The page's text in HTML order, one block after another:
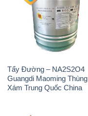
Tẩy Đường – NA2S2O4
Guangdi Maoming Thùng
Xám Trung Quốc China